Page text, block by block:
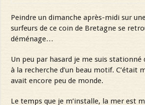
Peindre un dimanche après-midi sur
surfeurs de ce coin de Bretagne se
déménage…
Un peu par hasard je me suis
à la recherche d’un beau motif. C’était
avait encore peu de monde.
Le temps que je m’installe, la mer est